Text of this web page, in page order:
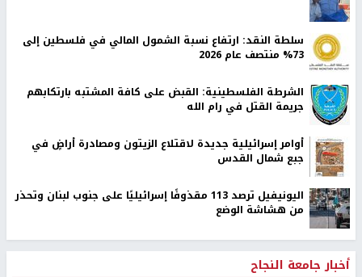
سلطة النقد: ارتفاع نسبة الشمول المالي في فلسطين إلى
73% منتصف عام 2026
الشرطة الفلسطينية: القبض على كافة المشتبه بارتكابهم
جريمة القتل في رام الله
أوامر إسرائيلية جديدة لاقتلاع الزيتون ومصادرة أراضٍ في
جبع شمال القدس
اليونيفيل ترصد 113 مقذوفًا إسرائيليًا على جنوب لبنان وتحذر
من هشاشة الوضع
أخبار جامعة النجاح